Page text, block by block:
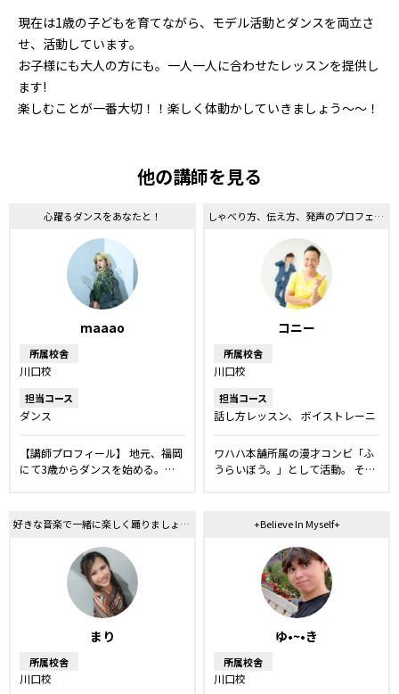
現在は1歳の子どもを育てながら、モデル活動とダンスを両立さ
せ、活動しています。
お子様にも大人の方にも。一人一人に合わせたレッスンを提供し
ます!
楽しむことが一番大切！！楽しく体動かしていきましょう〜〜！
他の講師を見る
心躍るダンスをあなたと！
maaao
所属校舎
川口校
担当コース
ダンス
【講師プロフィール】 地元、福岡
にて3歳からダンスを始める。…
しゃべり方、伝え方、発声のプロフェッショナル！
コニー
所属校舎
川口校
担当コース
話し方レッスン
ボイストレーニ
ワハハ本舗所属の漫才コンビ「ふ
うらいぼう。」として活動。 そ…
好きな音楽で一緒に楽しく踊りましょう！
まり
所属校舎
川口校
+Believe In Myself+
ゆ•~•き
所属校舎
川口校